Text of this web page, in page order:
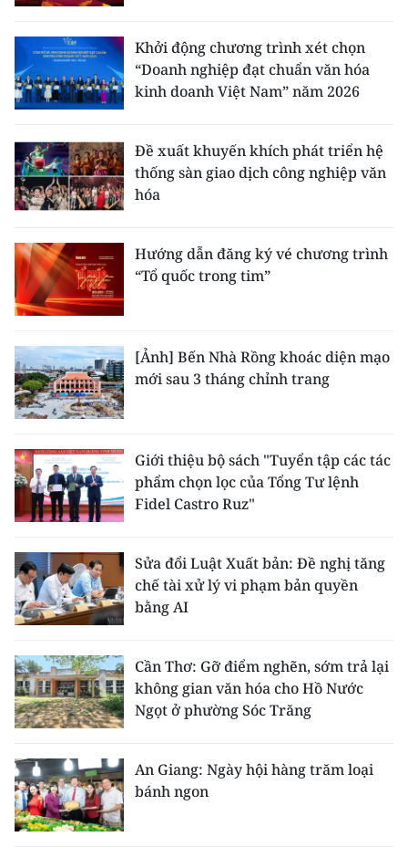
TIN MỚI
TIN ĐỊA PHƯƠNG
Đồng bằng sông Hồng
Bắc Trung Bộ
Duyên hải Nam Trung Bộ và Tây
Nguyên
Đông Nam Bộ
Đồng bằng sông Cửu Long
Chuyên trang Hà Nội
CHUYÊN ĐỀ
CÁC CHUYÊN TRANG
VỀ BÁO NHÂN DÂN
THỜI NAY
NHÂN DÂN CUỐI TUẦN
NHÂN DÂN HẰNG THÁNG
MUA BÁO
ĐỌC BÁO IN
Khởi động chương trình xét chọn
“Doanh nghiệp đạt chuẩn văn hóa
kinh doanh Việt Nam” năm 2026
Đề xuất khuyến khích phát triển hệ
thống sàn giao dịch công nghiệp văn
hóa
Hướng dẫn đăng ký vé chương trình
“Tổ quốc trong tim”
[Ảnh] Bến Nhà Rồng khoác diện mạo
mới sau 3 tháng chỉnh trang
Giới thiệu bộ sách "Tuyển tập các tác
phẩm chọn lọc của Tổng Tư lệnh
Fidel Castro Ruz"
Sửa đổi Luật Xuất bản: Đề nghị tăng
chế tài xử lý vi phạm bản quyền
bằng AI
Cần Thơ: Gỡ điểm nghẽn, sớm trả lại
không gian văn hóa cho Hồ Nước
Ngọt ở phường Sóc Trăng
An Giang: Ngày hội hàng trăm loại
bánh ngon